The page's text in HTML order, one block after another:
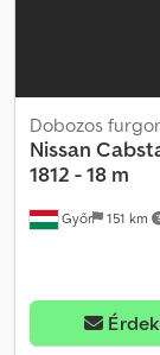
Győr 151 km
Dobozos
Nissan
1812 - 18 m